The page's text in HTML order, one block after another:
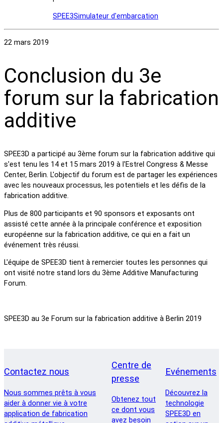
SPEE3Simulateur d'embarcation
22 mars 2019
Conclusion du 3e
forum sur la fabrication
additive
SPEE3D a participé au 3ème forum sur la fabrication additive qui
s'est tenu les 14 et 15 mars 2019 à l'Estrel Congress & Messe
Center, Berlin. L'objectif du forum est de partager les expériences
avec les nouveaux processus, les potentiels et les défis de la
fabrication additive.
Plus de 800 participants et 90 sponsors et exposants ont
assisté cette année à la principale conférence et exposition
européenne sur la fabrication additive, ce qui en a fait un
événement très réussi.
L'équipe de SPEE3D tient à remercier toutes les personnes qui
ont visité notre stand lors du 3ème Additive Manufacturing
Forum.
SPEE3D au 3e Forum sur la fabrication additive à Berlin 2019
Contactez nous
Nous sommes prêts à vous
aider à donner vie à votre
application de fabrication
Centre de
presse
Obtenez tout
ce dont vous
avez besoin
Evénements
Découvrez la
technologie
SPEE3D en